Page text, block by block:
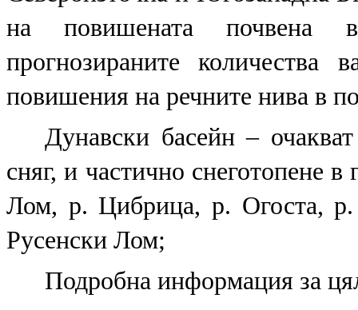
на повишената почвена
прогнозираните
повишения на речните нива в
Дунавски басейн –
сняг, и частично снеготопене
Лом, р. Цибрица, р. Огоста,
Русенски Лом;
Подробна информация за